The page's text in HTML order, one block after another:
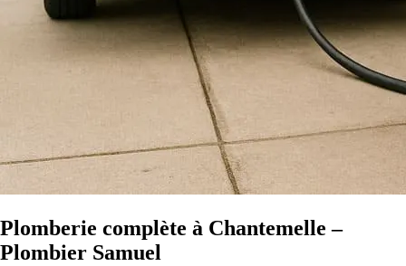
Plomberie complète à Chantemelle –
Plombier Samuel